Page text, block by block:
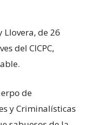
de 26
del CICPC,
de
y Criminalísticas